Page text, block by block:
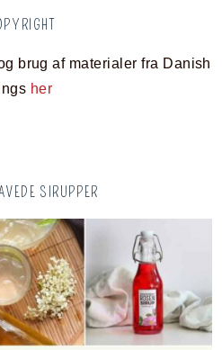
brug af materialer fra Danish
her
SIRUPPER